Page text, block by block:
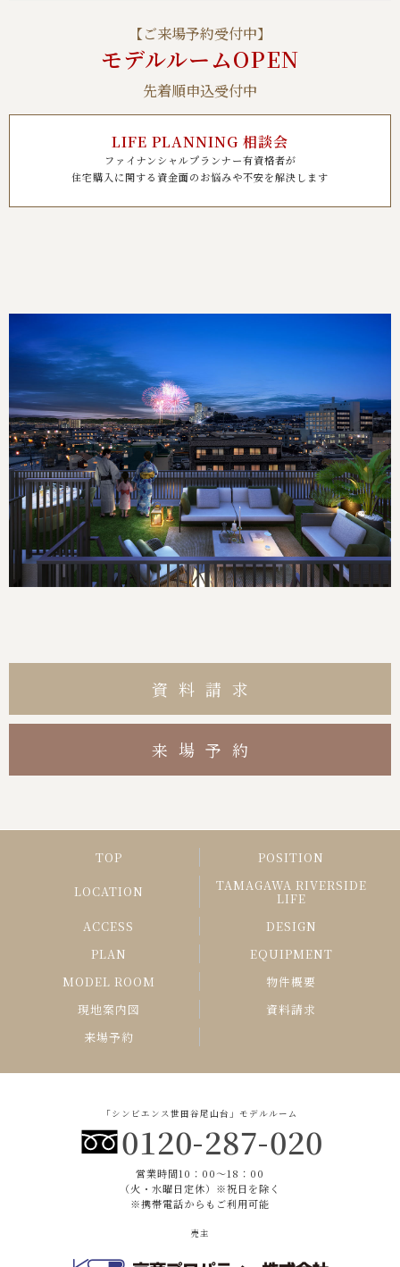
【ご来場予約受付中】
モデルルームOPEN
先着順申込受付中
LIFE PLANNING 相談会
ファイナンシャルプランナー有資格者が
住宅購入に関する資金面のお悩みや不安を解決します
資料請求
来場予約
TOP POSITION
LOCATION TAMAGAWA RIVERSIDE
LIFE
ACCESS
DESIGN
PLAN
EQUIPMENT
MODEL ROOM
物件概要
現地案内図
資料請求
来場予約
「シンビエンス世田谷尾山台」モデルルーム
0120-287-020
営業時間10：00〜18：00
（火・水曜日定休）※祝日を除く
※携帯電話からもご利用可能
売主